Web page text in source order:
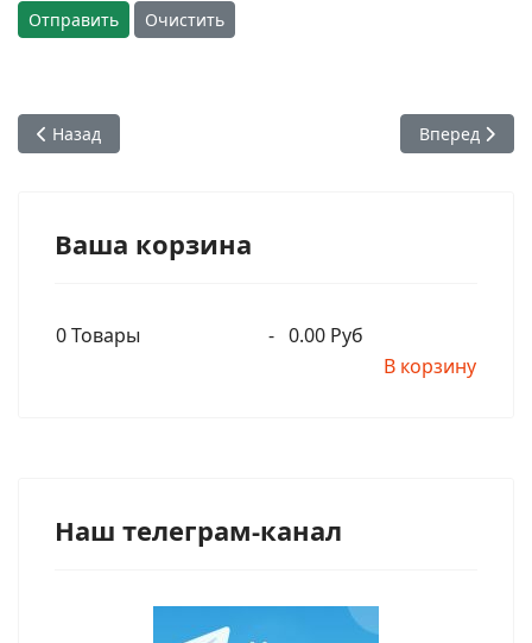
Отправить Очистить
Предыдущий: Глава 03. Часть 01. Нью-Дели. 13 декабря
Назад Следующий:
Вперед
Ваша корзина
0Товары - 0.00 Руб
В корзину
Наш телеграм-канал